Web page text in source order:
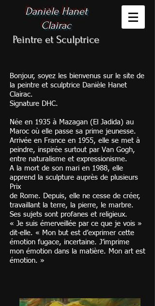
Danièle Hanet
Clairac
Peintre et Sculptrice
Bonjour, soyez les bienvenus sur le site de
la peintre et sculptrice Danièle Hanet
Clairac.
Signature DHC.
Née en 1935 à Mazagan (El Jadida) au
Maroc où elle passe sa prime jeunesse.
Arrivée en France en 1955, elle se met à
peindre, inspirée surtout par Van Gogh,
entre naturalisme et expressionisme.
A la mort de son mari en 1988, elle
apprend la sculpture auprès de plusieurs
Prix
de Rome. Depuis, elle ne cesse de créer,
travaillant la terre, la pierre, le marbre.
Ses sujets sont profanes et religieux.
« Je suis émerveillée par ce que je vois »
dit-elle. « Mon but est d’exprimer cette
émotion fugace, incertaine. J’imprime
mon émotion dans la matière. Mon art est
émotion. »